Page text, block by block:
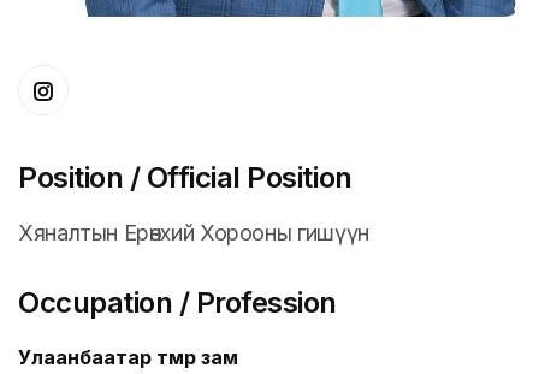
Position / Official Position
Хяналтын Ерөнхий Хорооны гишүүн
Occupation / Profession
Улаанбаатар төмөр зам